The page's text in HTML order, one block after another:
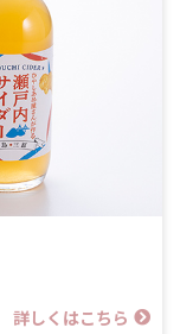
詳しくはこちら